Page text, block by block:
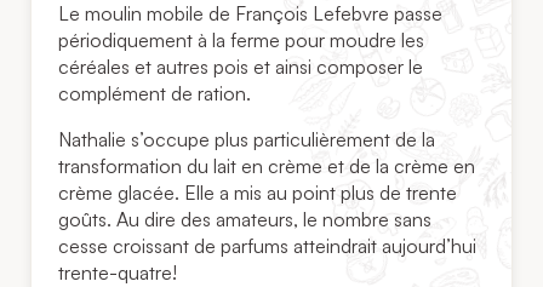
Le moulin mobile de François Lefebvre passe
périodiquement à la ferme pour moudre les
céréales et autres pois et ainsi composer le
complément de ration.
Nathalie s’occupe plus particulièrement de la
transformation du lait en crème et de la crème en
crème glacée. Elle a mis au point plus de trente
goûts. Au dire des amateurs, le nombre sans
cesse croissant de parfums atteindrait aujourd’hui
trente-quatre!